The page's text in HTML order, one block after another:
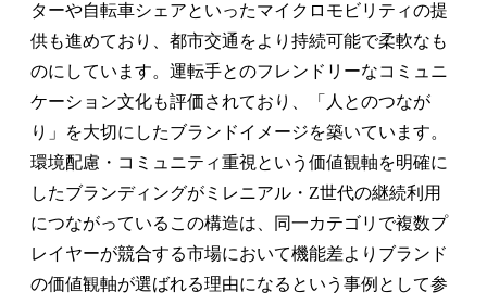
ターや自転車シェアといったマイクロモビリティの提
供も進めており、都市交通をより持続可能で柔軟なも
のにしています。運転手とのフレンドリーなコミュニ
ケーション文化も評価されており、「人とのつなが
り」を大切にしたブランドイメージを築いています。
環境配慮・コミュニティ重視という価値観軸を明確に
したブランディングがミレニアル・Z世代の継続利用
につながっているこの構造は、同一カテゴリで複数プ
レイヤーが競合する市場において機能差よりブランド
の価値観軸が選ばれる理由になるという事例として参